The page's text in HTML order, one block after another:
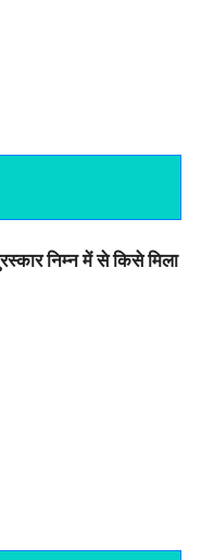
निम्न में से किसे मिला